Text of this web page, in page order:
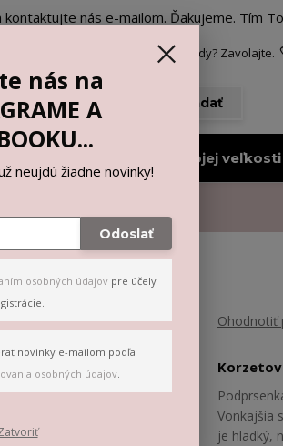
nás e-mailom. Ďakujeme. Tím
Hľadať
Neviete si rady? Zavolajte.
Vyberiem si podľa mojej veľkosti
Ohodnotiť
Vonkajšia
je hladký,
nás na
A
neujdú žiadne novinky!
Odoslať
osobných údajov pre účely
novinky e-mailom podľa
osobných údajov.